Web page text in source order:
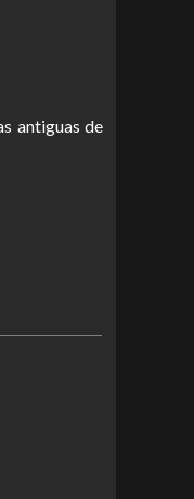
antiguas de